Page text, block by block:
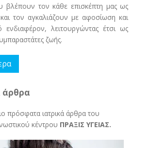
βλέπουν τον κάθε επισκέπτη μας ως
τον αγκαλιάζουν με αφοσίωση και
ενδιαφέρον, λειτουργώντας έτσι ως
ζωής.
πρόσφατα ιατρικά άρθρα του
κέντρου ΠΡΑΞΙΣ ΥΓΕΙΑΣ.